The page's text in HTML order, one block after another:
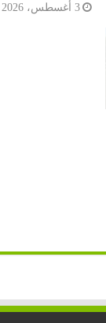
3 أغسطس، 2026